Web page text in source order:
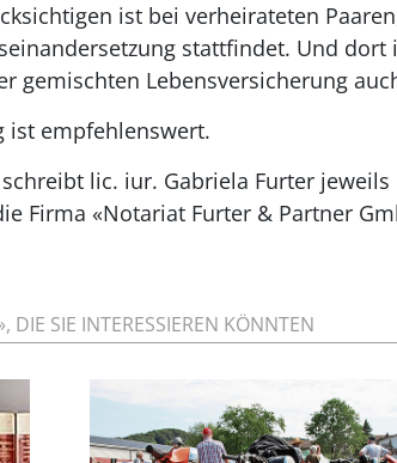
ist bei verheirateten
stattfindet. Und dort
gemischten Lebensversicherung
ist empfehlenswert.
lic. iur. Gabriela Furter
Firma «Notariat Furter & Partner
DIE SIE INTERESSIEREN KÖNNTEN